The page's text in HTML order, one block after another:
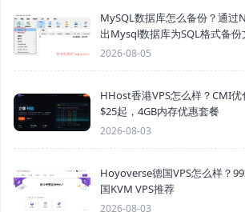
MySQL数据库怎么备份？通过
出Mysql数据库为SQL格式备份
2026-08-05
HHost香港VPS怎么样？CMI优
$25起，4GB内存优惠套餐
2026-08-03
Hoyoverse德国VPS怎么样？
国KVM VPS推荐
2026-08-03